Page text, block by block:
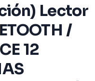
Lector
/
12